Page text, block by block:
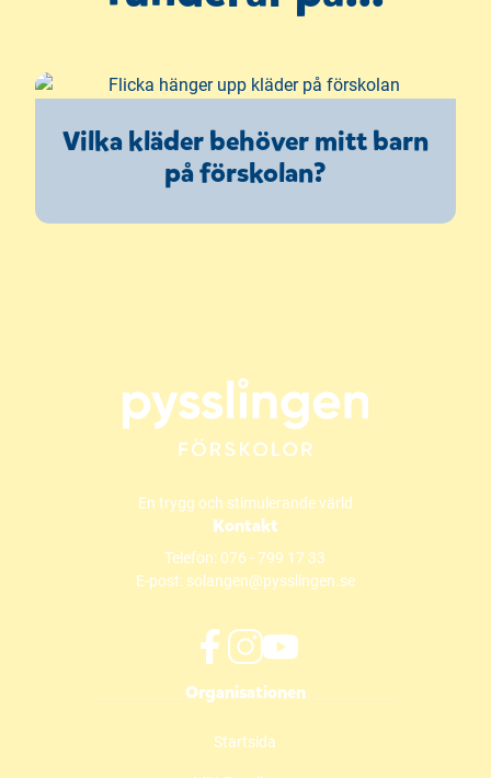
Vilka kläder behöver mitt barn
på förskolan?
En trygg och stimulerande värld
Kontakt
Telefon: 076 - 799 17 33
E-post: solangen@pysslingen.se
a
e
n
t
o
Organisationen
Startsida